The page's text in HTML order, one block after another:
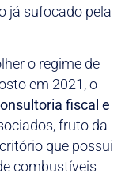
já sufocado pela
o regime de
em 2021, o
fiscal e
fruto da
que possui
combustíveis